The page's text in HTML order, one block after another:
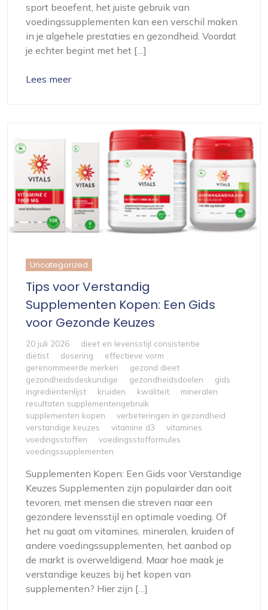
sport beoefent, het juiste gebruik van
voedingssupplementen kan een verschil maken
in je algehele prestaties en gezondheid. Voordat
je echter begint met het […]
Lees meer
Uncategorized
Tips voor Verstandig
Supplementen Kopen: Een Gids
voor Gezonde Keuzes
20 juli 2026
dieet en levensstijl consistentie
diëtist
dosering
effectieve vorm
gerenommeerde merken
gezond dieet
gezondheidsdeskundige
gezondheidsdoelen
gids
ingrediëntenlijst
kruiden kwaliteit
mineralen
resultaten supplementengebruik
supplementen kopen
verbeteringen in gezondheid
verstandige keuzes
vitamine d3
vitamines
voedingsstoffen
voedingsstofformules
voedingssupplementen
Supplementen Kopen: Een Gids voor Verstandige
Keuzes Supplementen zijn populairder dan ooit
tevoren, met mensen die streven naar een
gezondere levensstijl en optimale voeding. Of
het nu gaat om vitamines, mineralen, kruiden of
andere voedingssupplementen, het aanbod op
de markt is overweldigend. Maar hoe maak je
verstandige keuzes bij het kopen van
supplementen? Hier zijn […]